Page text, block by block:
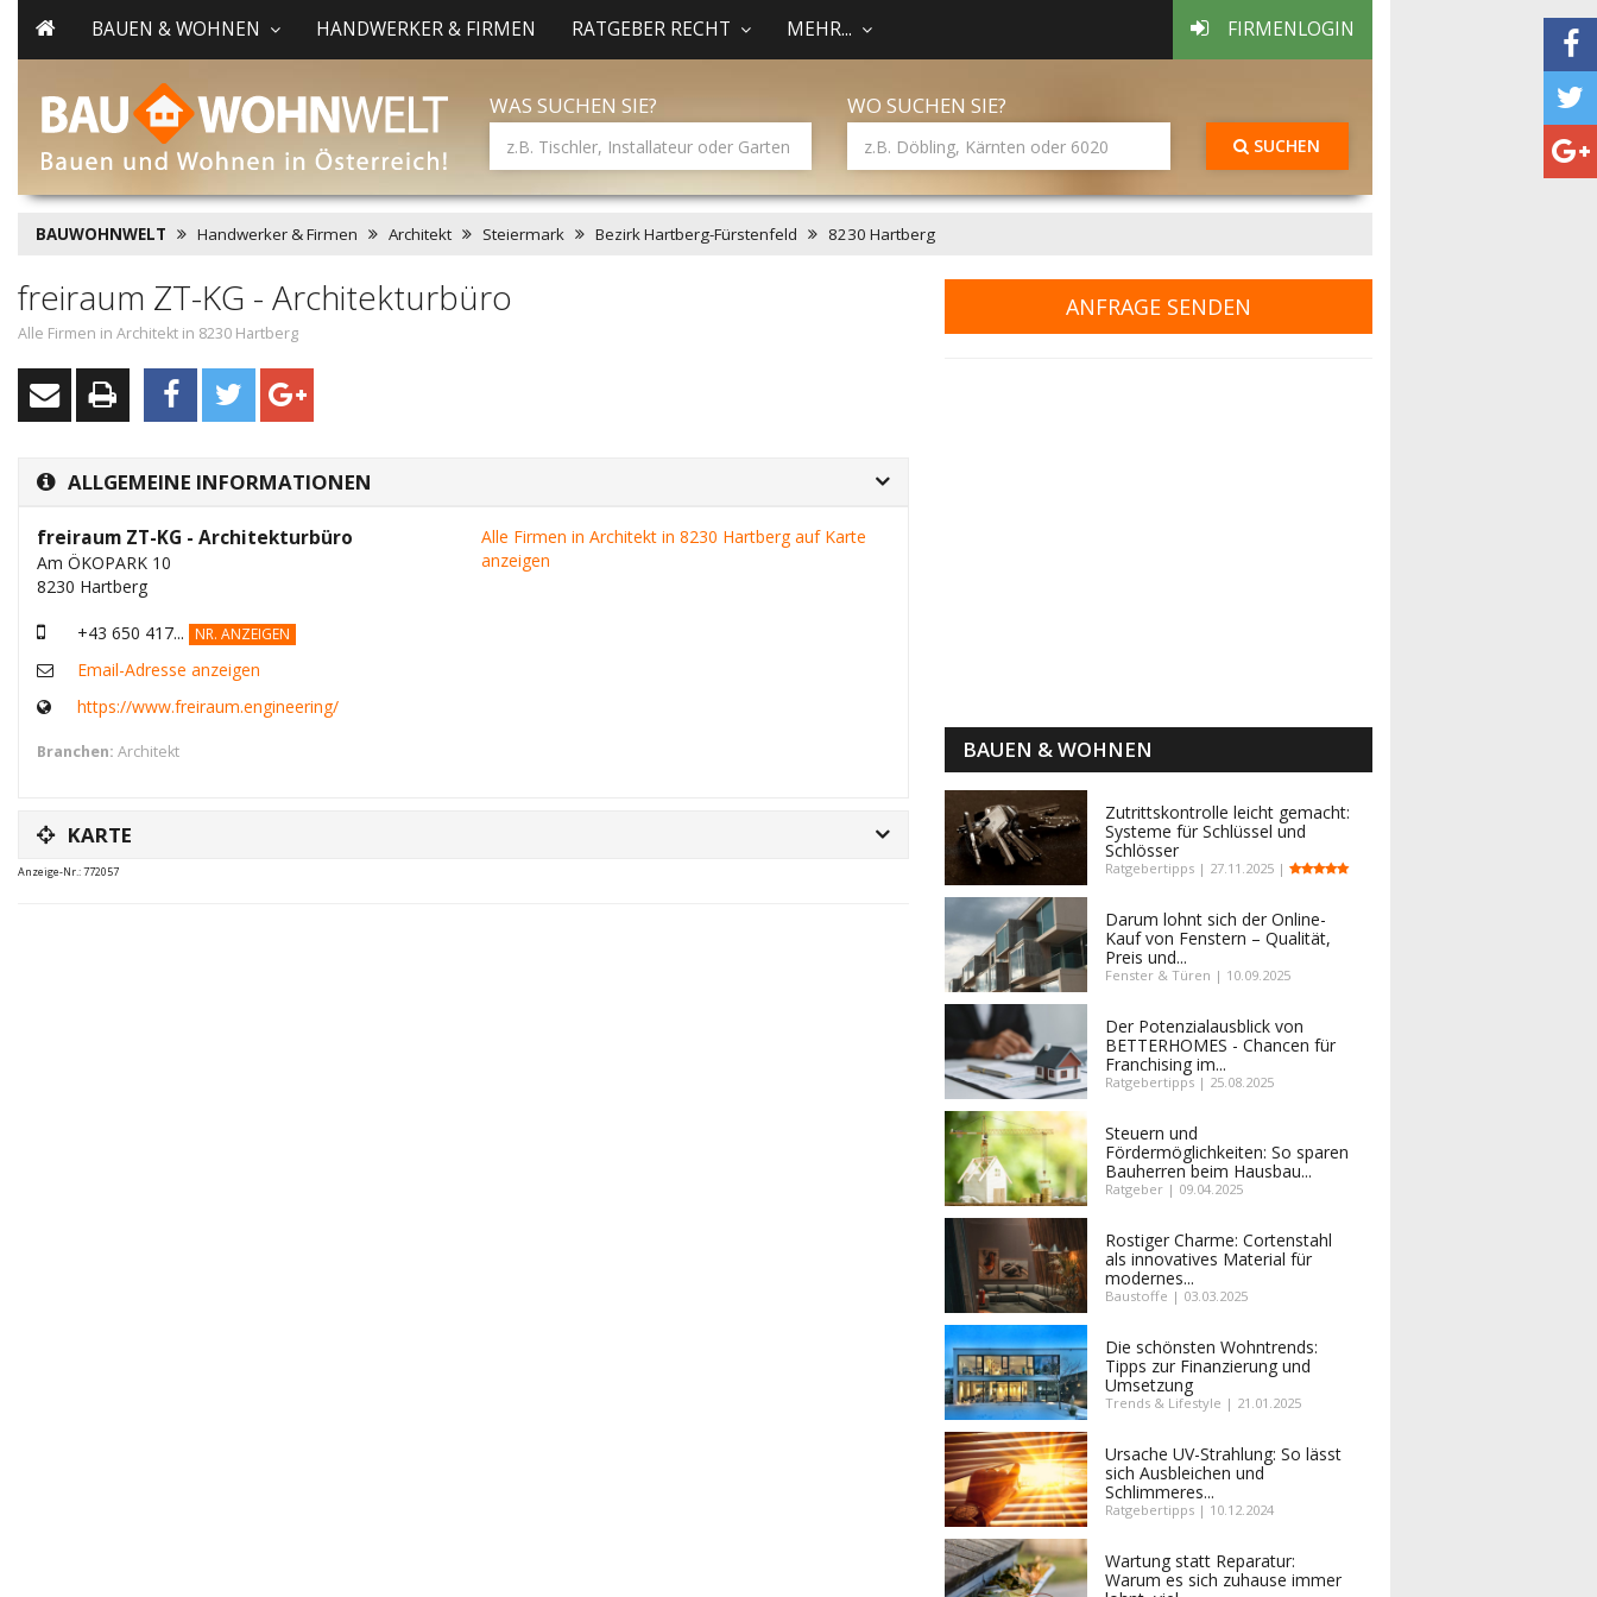
BAUEN & WOHNEN HANDWERKER & FIRMEN RATGEBER RECHT MEHR... FIRMENLOGIN
WAS SUCHEN SIE? WO SUCHEN SIE?
SUCHEN
BAUWOHNWELT Handwerker & Firmen Architekt Steiermark Bezirk Hartberg-Fürstenfeld 8230 Hartberg
freiraum ZT-KG - Architekturbüro
Alle Firmen in Architekt in 8230 Hartberg
ALLGEMEINE INFORMATIONEN
Alle Firmen in Architekt in 8230 Hartberg auf Karte
anzeigen
freiraum ZT-KG - Architekturbüro
Am ÖKOPARK 10
8230 Hartberg
+43 650 417... NR. ANZEIGEN
Email-Adresse anzeigen
https://www.freiraum.engineering/
Branchen: Architekt
KARTE
Anzeige-Nr.: 772057
ANFRAGE SENDEN
BAUEN & WOHNEN
Zutrittskontrolle leicht gemacht:
Systeme für Schlüssel und
Schlösser
Ratgebertipps | 27.11.2025 |
Darum lohnt sich der Online-
Kauf von Fenstern – Qualität,
Preis und...
Fenster & Türen | 10.09.2025
Der Potenzialausblick von
BETTERHOMES - Chancen für
Franchising im...
Ratgebertipps | 25.08.2025
Steuern und
Fördermöglichkeiten: So sparen
Bauherren beim Hausbau...
Ratgeber | 09.04.2025
Rostiger Charme: Cortenstahl
als innovatives Material für
modernes...
Baustoffe | 03.03.2025
Die schönsten Wohntrends:
Tipps zur Finanzierung und
Umsetzung
Trends & Lifestyle | 21.01.2025
Ursache UV-Strahlung: So lässt
sich Ausbleichen und
Schlimmeres...
Ratgebertipps | 10.12.2024
Wartung statt Reparatur:
Warum es sich zuhause immer